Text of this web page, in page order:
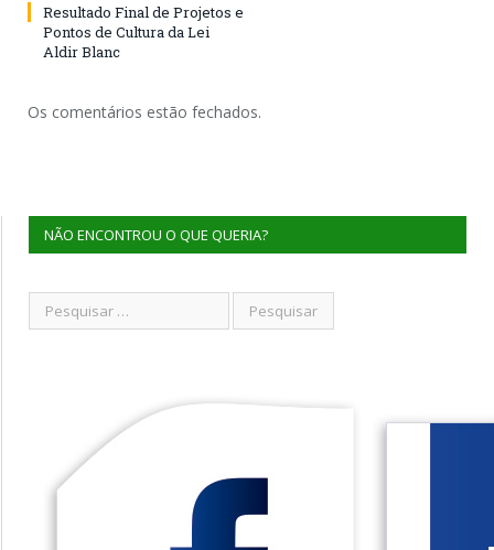
Resultado Final de Projetos e
Pontos de Cultura da Lei
Aldir Blanc
Os comentários estão fechados.
NÃO ENCONTROU O QUE QUERIA?